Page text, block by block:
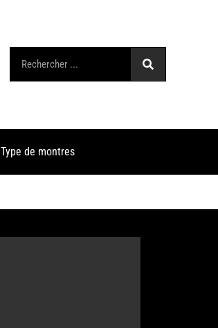
Type de montres